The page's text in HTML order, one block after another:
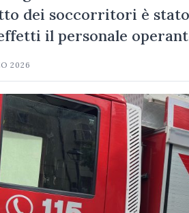
dei soccorritori è
il personale
2026